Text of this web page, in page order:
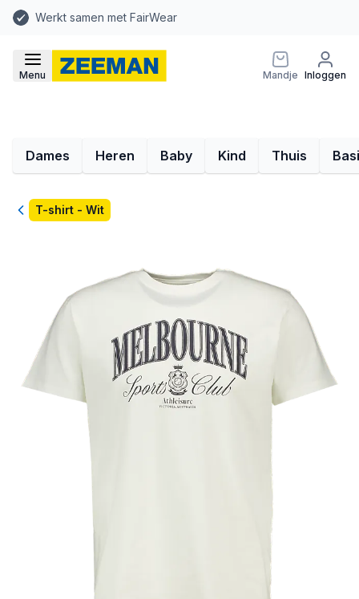
Werkt samen met FairWear
Menu Mandje Inloggen
Dames Heren Baby Kind Thuis
TerugT-shirt - Wit